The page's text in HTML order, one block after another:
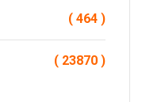
( 464 )
( 23870 )